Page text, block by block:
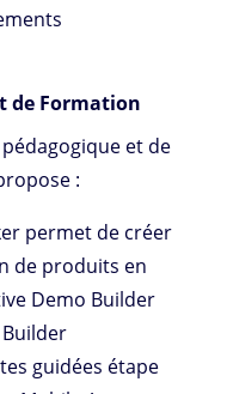
de Formation
et de
:
permet de créer
de produits en
Demo Builder
guidées étape